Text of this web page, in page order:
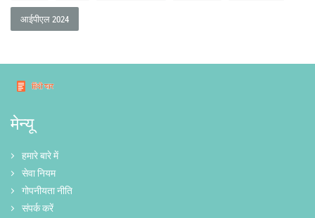
आईपीएल 2024
मेन्यू
हमारे बारे में
सेवा नियम
गोपनीयता नीति
संपर्क करें